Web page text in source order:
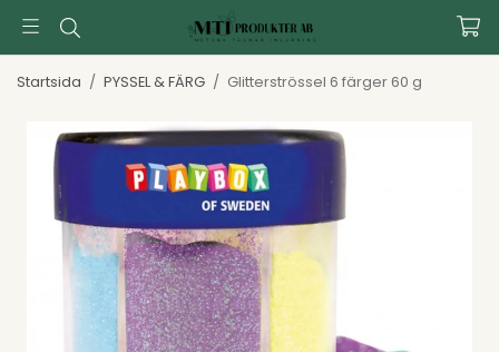
Startsida / PYSSEL & FÄRG / Glitterströssel 6 färger 60 g